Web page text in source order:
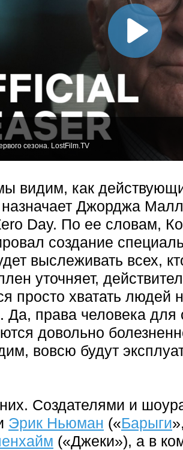
сезона. LostFilm.TV
видим, как
Джорджа
Day. По ее словам,
создание
выслеживать всех,
уточняет,
просто хватать людей
Да, права человека
довольно
вовсю будут
Создателями и
Эрик Ньюман («Барыги
(«Джеки»), а в